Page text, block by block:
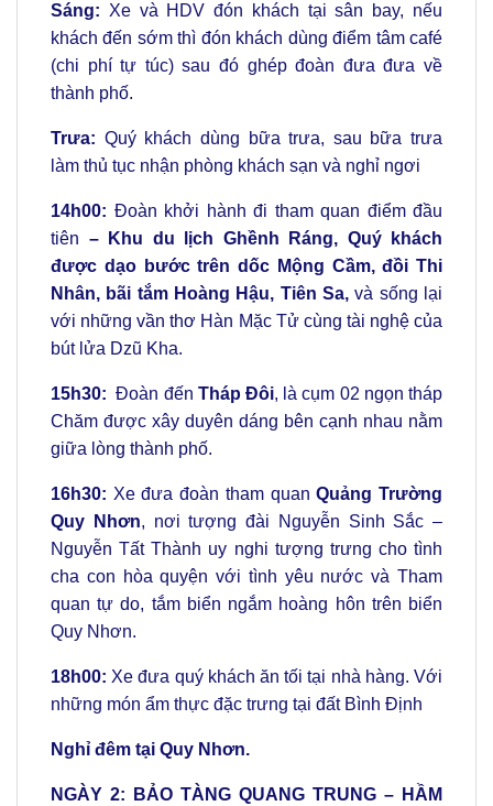
Sáng: Xe và HDV đón khách tại sân bay, nếu
khách đến sớm thì đón khách dùng điểm tâm café
(chi phí tự túc) sau đó ghép đoàn đưa đưa về
thành phố.
Trưa: Quý khách dùng bữa trưa, sau bữa trưa
làm thủ tục nhận phòng khách sạn và nghỉ ngơi
14h00: Đoàn khởi hành đi tham quan điểm đầu
tiên – Khu du lịch Ghềnh Ráng, Quý khách
được dạo bước trên dốc Mộng Cầm, đồi Thi
Nhân, bãi tắm Hoàng Hậu, Tiên Sa, và sống lại
với những vần thơ Hàn Mặc Tử cùng tài nghệ của
bút lửa Dzũ Kha.
15h30: Đoàn đến Tháp Đôi, là cụm 02 ngọn tháp
Chăm được xây duyên dáng bên cạnh nhau nằm
giữa lòng thành phố.
16h30: Xe đưa đoàn tham quanQuảng Trường
Quy Nhơn, nơi tượng đài Nguyễn Sinh Sắc –
Nguyễn Tất Thành uy nghi tượng trưng cho tình
cha con hòa quyện với tình yêu nước và Tham
quan tự do, tắm biển ngắm hoàng hôn trên biển
Quy Nhơn.
18h00:Xe đưa quý khách ăn tối tại nhà hàng. Với
những món ẩm thực đặc trưng tại đất Bình Định
Nghỉ đêm tại Quy Nhơn.
NGÀY 2: BẢO TÀNG QUANG TRUNG – HẦM